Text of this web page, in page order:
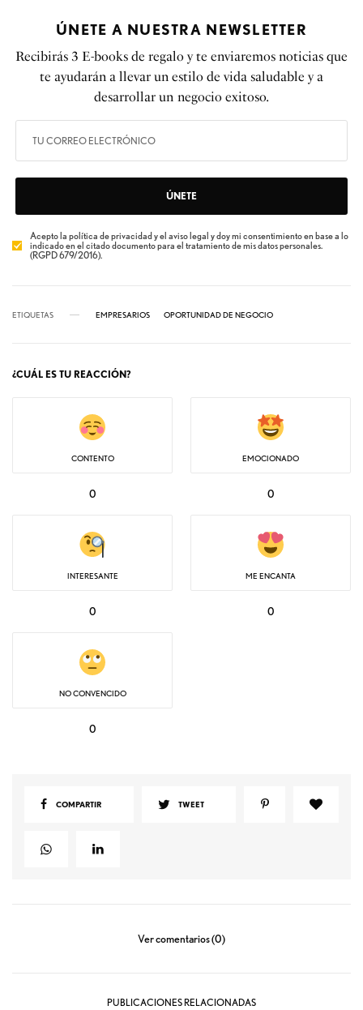
ÚNETE A NUESTRA NEWSLETTER
Recibirás 3 E-books de regalo y te enviaremos noticias que
te ayudarán a llevar un estilo de vida saludable y a
desarrollar un negocio exitoso.
ÚNETE
Acepto la política de privacidad y el aviso legal y doy mi consentimiento en base a lo
indicado en el citado documento para el tratamiento de mis datos personales.
(RGPD 679/2016).
ETIQUETAS EMPRESARIOS OPORTUNIDAD DE NEGOCIO
¿CUÁL ES TU REACCIÓN?
CONTENTO
0
EMOCIONADO
0
INTERESANTE
0
ME ENCANTA
0
NO CONVENCIDO
0
COMPARTIR TWEET
Ver comentarios (0)
PUBLICACIONES RELACIONADAS